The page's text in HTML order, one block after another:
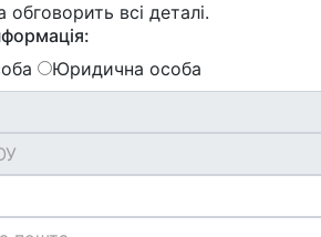
всі деталі.
Юридична особа